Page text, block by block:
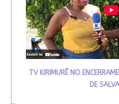
TV KIRIMURÊ NO
DE